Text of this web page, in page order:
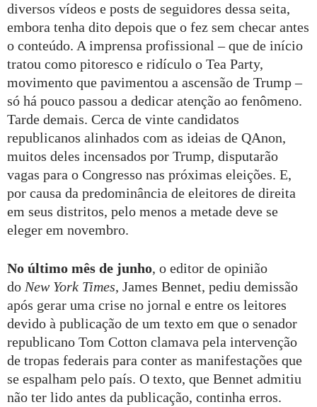
diversos vídeos e posts de seguidores dessa seita,
embora tenha dito depois que o fez sem checar antes
o conteúdo. A imprensa profissional – que de início
tratou como pitoresco e ridículo o Tea Party,
movimento que pavimentou a ascensão de Trump –
só há pouco passou a dedicar atenção ao fenômeno.
Tarde demais. Cerca de vinte candidatos
republicanos alinhados com as ideias de QAnon,
muitos deles incensados por Trump, disputarão
vagas para o Congresso nas próximas eleições. E,
por causa da predominância de eleitores de direita
em seus distritos, pelo menos a metade deve se
eleger em novembro.
No último mês de junho, o editor de opinião
do New York Times, James Bennet, pediu demissão
após gerar uma crise no jornal e entre os leitores
devido à publicação de um texto em que o senador
republicano Tom Cotton clamava pela intervenção
de tropas federais para conter as manifestações que
se espalham pelo país. O texto, que Bennet admitiu
não ter lido antes da publicação, continha erros.